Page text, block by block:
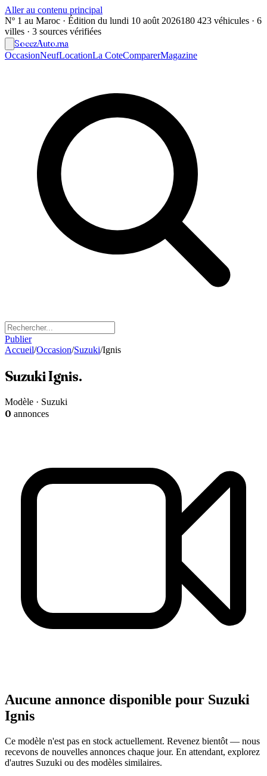
Aller au contenu principal
Nº 1 au Maroc · Édition du lundi 10 août 2026180 423 véhicules · 6
villes · 3 sources vérifiées
SoeezAuto.ma
OccasionNeufLocationLa CoteComparerMagazine
Publier
Accueil/Occasion/Suzuki/Ignis
SuzukiIgnis.
Modèle · Suzuki
0 annonces
Aucune annonce disponible pour Suzuki
Ignis
Ce modèle n'est pas en stock actuellement. Revenez bientôt — nous
recevons de nouvelles annonces chaque jour. En attendant, explorez
d'autres Suzuki ou des modèles similaires.